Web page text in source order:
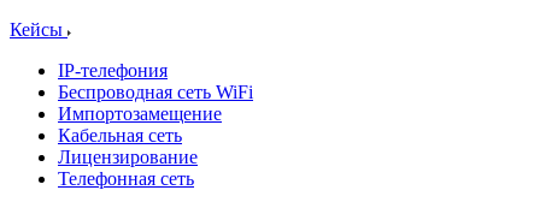
Кейсы
IP-телефония
Беспроводная сеть WiFi
Импортозамещение
Кабельная сеть
Лицензирование
Телефонная сеть